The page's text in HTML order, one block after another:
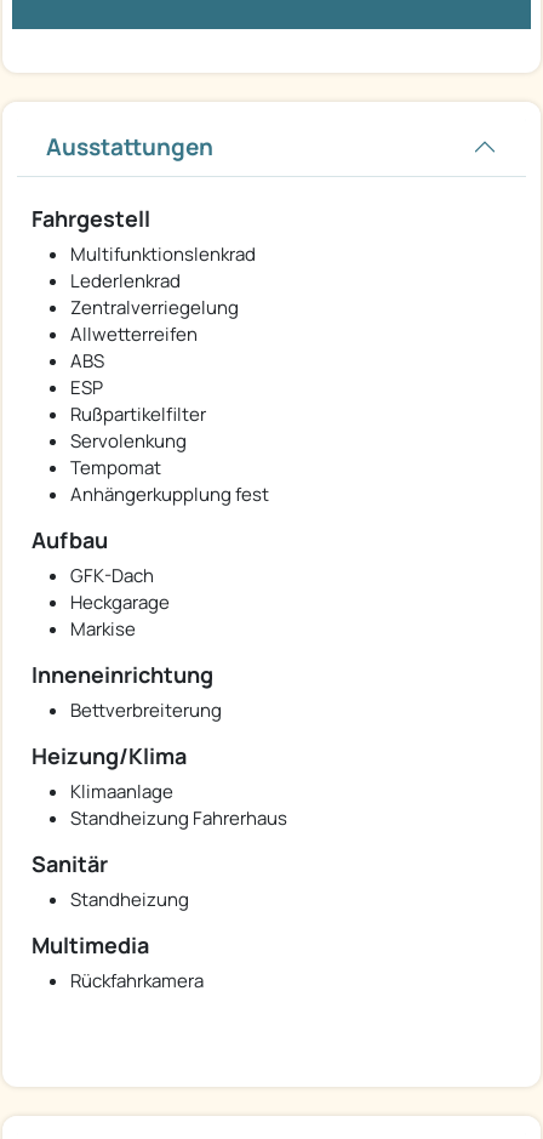
Ausstattungen
Fahrgestell
Multifunktionslenkrad
Lederlenkrad
Zentralverriegelung
Allwetterreifen
ABS
ESP
Rußpartikelfilter
Servolenkung
Tempomat
Anhängerkupplung fest
Aufbau
GFK-Dach
Heckgarage
Markise
Inneneinrichtung
Bettverbreiterung
Heizung/Klima
Klimaanlage
Standheizung Fahrerhaus
Sanitär
Standheizung
Multimedia
Rückfahrkamera